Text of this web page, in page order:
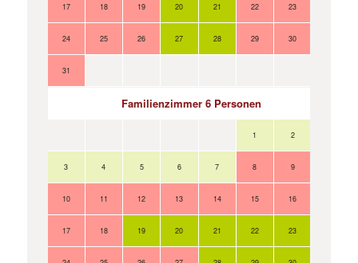
17 18 19 20 21 22 23
24 25 26 27 28 29 30
31
Familienzimmer 6 Personen
1 2
3 4 5 6 7 8 9
10 11 12 13 14 15 16
17 18 19 20 21 22 23